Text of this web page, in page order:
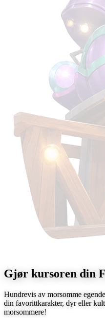
Gjør kursoren din
Hundrevis av morsomme
din favorittkarakter, dyr eller
morsommere!